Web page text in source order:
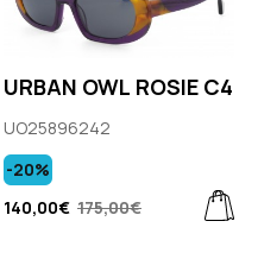
URBAN OWL ROSIE C4
UO25896242
140,00€ 175,00€
-20%